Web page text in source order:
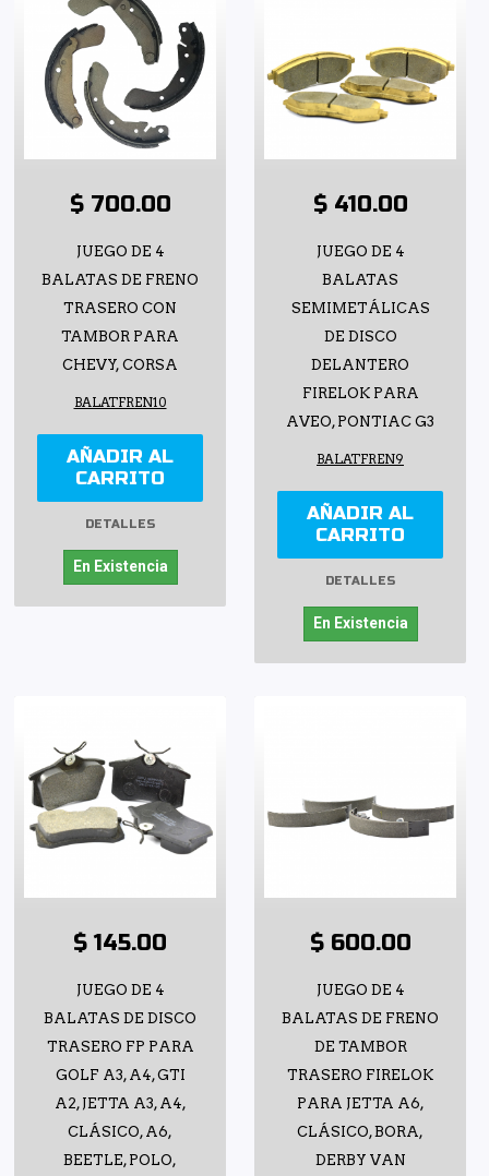
$ 700.00
JUEGO DE 4
BALATAS DE FRENO
TRASERO CON
TAMBOR PARA
CHEVY, CORSA
BALATFREN10
AÑADIR AL
CARRITO
DETALLES
En Existencia
$ 410.00
JUEGO DE 4
BALATAS
SEMIMETÁLICAS
DE DISCO
DELANTERO
FIRELOK PARA
AVEO, PONTIAC G3
BALATFREN9
AÑADIR AL
CARRITO
DETALLES
En Existencia
$ 145.00
JUEGO DE 4
BALATAS DE DISCO
TRASERO FP PARA
GOLF A3, A4, GTI
A2, JETTA A3, A4,
CLÁSICO, A6,
BEETLE, POLO,
$ 600.00
JUEGO DE 4
BALATAS DE FRENO
DE TAMBOR
TRASERO FIRELOK
PARA JETTA A6,
CLÁSICO, BORA,
DERBY VAN